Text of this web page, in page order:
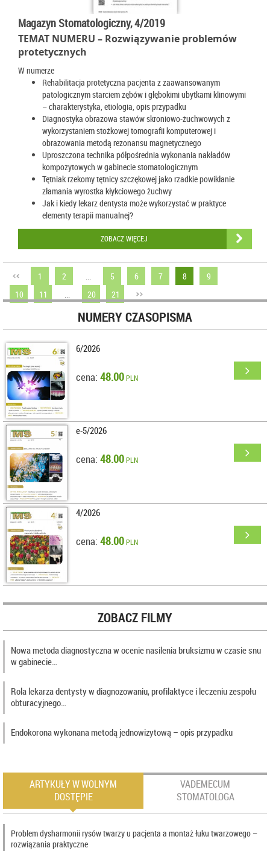
Magazyn Stomatologiczny, 4/2019
TEMAT NUMERU – Rozwiązywanie problemów
protetycznych
W numerze
Rehabilitacja protetyczna pacjenta z zaawansowanym
patologicznym starciem zębów i głębokimi ubytkami klinowymi
– charakterystyka, etiologia, opis przypadku
Diagnostyka obrazowa stawów skroniowo-żuchwowych z
wykorzystaniem stożkowej tomografii komputerowej i
obrazowania metodą rezonansu magnetycznego
Uproszczona technika półpośrednia wykonania nakładów
kompozytowych w gabinecie stomatologicznym
Tętniak rzekomy tętnicy szczękowej jako rzadkie powikłanie
złamania wyrostka kłykciowego żuchwy
Jak i kiedy lekarz dentysta może wykorzystać w praktyce
elementy terapii manualnej?
ZOBACZ WIĘCEJ
1 2 ... 5 6 7 8
9
10
11 ... 20 21
NUMERY CZASOPISMA
6/2026
cena: 48.00PLN
e-5/2026
cena: 48.00PLN
4/2026
cena: 48.00PLN
ZOBACZ FILMY
Nowa metoda diagnostyczna w ocenie nasilenia bruksizmu w czasie snu
w gabinecie…
Rola lekarza dentysty w diagnozowaniu, profilaktyce i leczeniu zespołu
obturacyjnego…
Endokorona wykonana metodą jednowizytową – opis przypadku
ARTYKUŁY W WOLNYM
DOSTĘPIE
VADEMECUM
STOMATOLOGA
Problem dysharmonii rysów twarzy u pacjenta a montaż łuku twarzowego –
rozwiązania praktyczne